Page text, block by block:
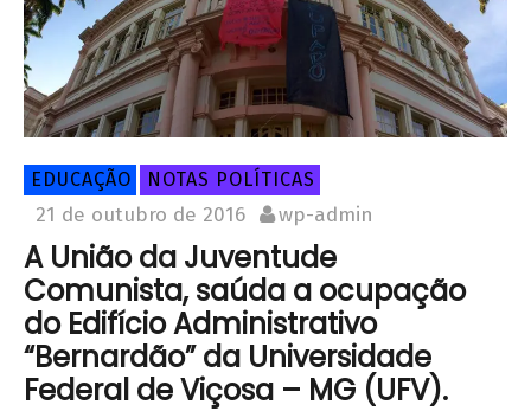
EDUCAÇÃO NOTAS POLÍTICAS
21 de outubro de 2016 wp-admin
A União da Juventude
Comunista, saúda a ocupação
do Edifício Administrativo
“Bernardão” da Universidade
Federal de Viçosa – MG (UFV).